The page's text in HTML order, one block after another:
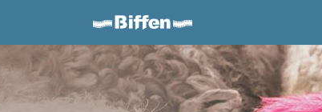
Biffen Odder